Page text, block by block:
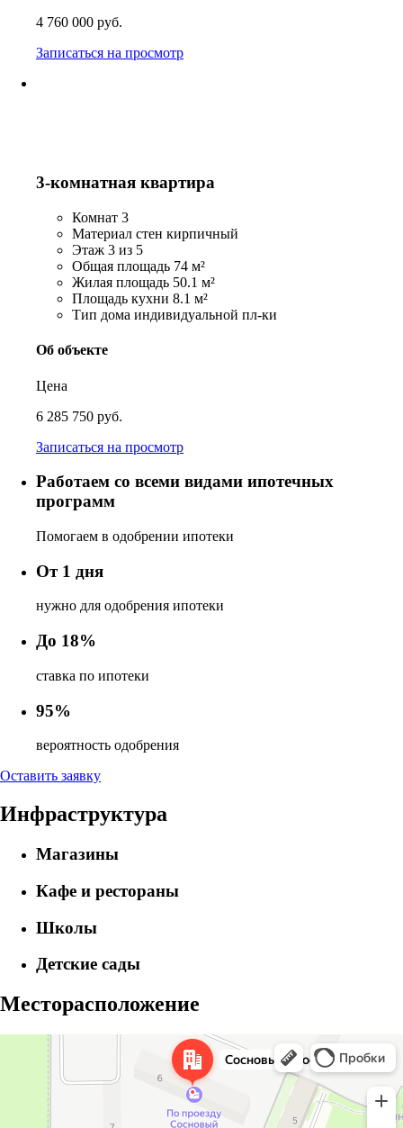
4 760 000 руб.
Записаться на просмотр
3-комнатная квартира
Комнат 3
Материал стен кирпичный
Этаж 3 из 5
Общая площадь 74 м²
Жилая площадь 50.1 м²
Площадь кухни 8.1 м²
Тип дома индивидуальной пл-ки
Об объекте
Цена
6 285 750 руб.
Записаться на просмотр
Работаем со всеми видами ипотечных
программ
Помогаем в одобрении ипотеки
От 1 дня
нужно для одобрения ипотеки
До 18%
ставка по ипотеки
95%
вероятность одобрения
Оставить заявку
Инфраструктура
Магазины
Кафе и рестораны
Школы
Детские сады
Месторасположение
Ярославская область
Сосновый проезд, 6 на карте Ярославской области — Яндекс Карты